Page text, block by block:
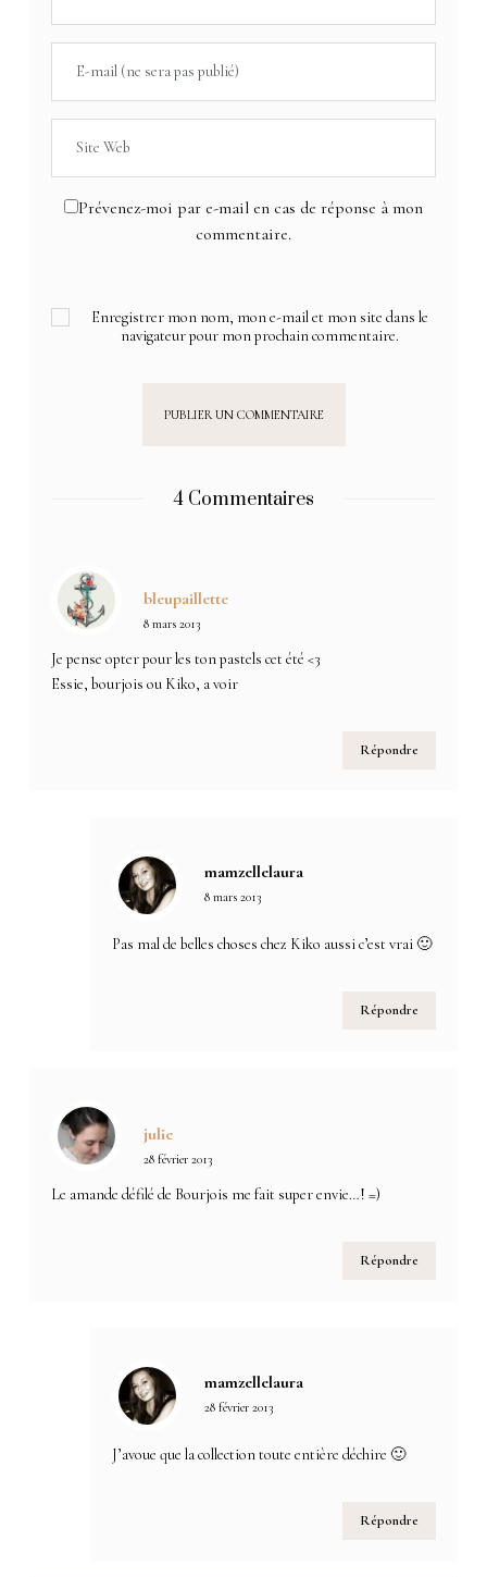
Prévenez-moi par e-mail en cas de réponse à mon
commentaire.
Enregistrer mon nom, mon e-mail et mon site dans le
navigateur pour mon prochain commentaire.
4 Commentaires
bleupaillette
8 mars 2013
Je pense opter pour les ton pastels cet été <3
Essie, bourjois ou Kiko, a voir
Répondre
mamzellelaura
8 mars 2013
Pas mal de belles choses chez Kiko aussi c’est vrai 🙂
Répondre
julie
28 février 2013
Le amande défilé de Bourjois me fait super envie…! =)
Répondre
mamzellelaura
28 février 2013
J’avoue que la collection toute entière déchire 🙂
Répondre